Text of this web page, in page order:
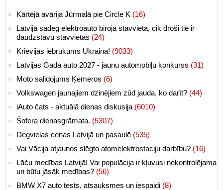
Kārtējā avārija Jūrmalā pie Circle K (16)
Latvijā sadeg elektroauto biroja stāvvietā, cik droši tie ir
daudzstāvu stāvvietās (24)
Krievijas iebrukums Ukrainā! (9033)
Latvijas Gada auto 2027 - jaunu automobiļu konkurss (31)
Moto salidojums Ķemeros (6)
Volkswagen jaunajiem dzinējiem zūd jauda, ko darīt? (44)
iAuto čats - aktuālā dienas diskusija (6010)
Šofera dienasgrāmata. (5307)
Degvielas cenas Latvijā un pasaulē (535)
Vai Vācija atjaunos slēgto atomelektrostaciju darbību? (16)
Lāču medības Latvijā! Vai populācija ir kļuvusi nekontrolējama
un būtu jāsāk medības? (56)
BMW X7 auto tests, atsauksmes un iespaidi (8)